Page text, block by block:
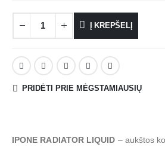
Į KREPŠELĮ
PRIDĖTI PRIE MĖGSTAMIAUSIŲ
IPONE RADIATOR LIQUID – aukštos